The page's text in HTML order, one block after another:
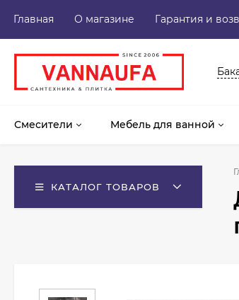
Главная О магазине Гарантия и
Смесители Мебель для ванной
КАТАЛОГ ТОВАРОВ